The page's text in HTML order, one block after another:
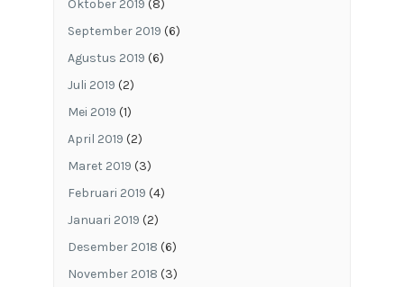
Oktober 2019 (8)
September 2019 (6)
Agustus 2019 (6)
Juli 2019 (2)
Mei 2019 (1)
April 2019 (2)
Maret 2019 (3)
Februari 2019 (4)
Januari 2019 (2)
Desember 2018 (6)
November 2018 (3)